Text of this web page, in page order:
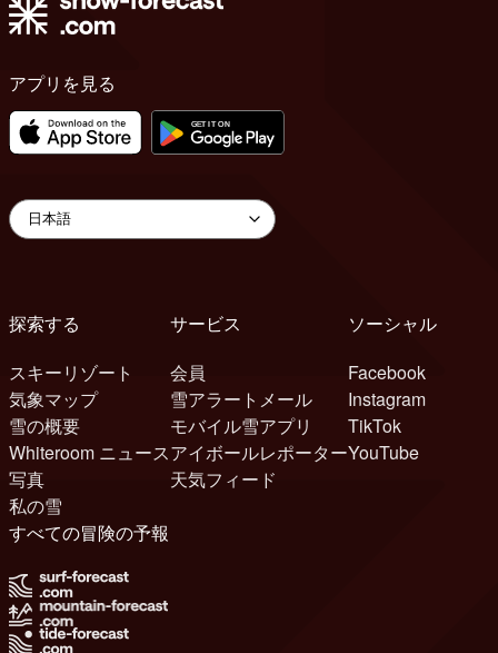
アプリを見る
探索する
スキーリゾート
気象マップ
雪の概要
Whiteroom ニュース
写真
私の雪
サービス
会員
雪アラートメール
モバイル雪アプリ
アイボールレポーター
天気フィード
ソーシャル
Facebook
Instagram
TikTok
YouTube
すべての冒険の予報